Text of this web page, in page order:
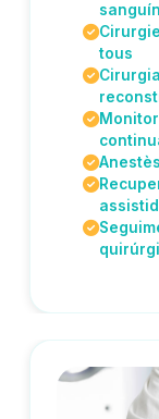
tous
Cirurgia